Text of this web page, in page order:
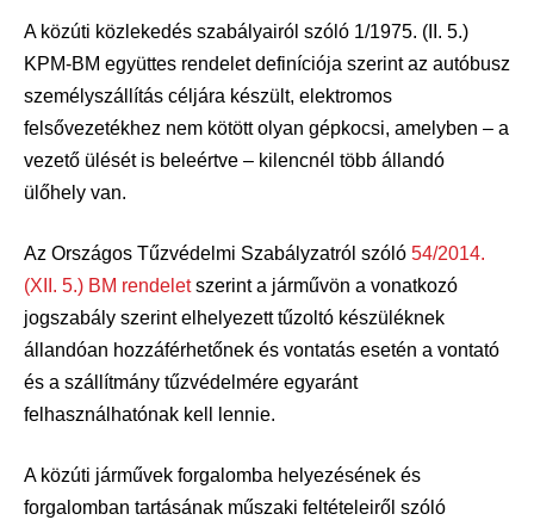
A közúti közlekedés szabályairól szóló 1/1975. (II. 5.)
KPM-BM együttes rendelet definíciója szerint az autóbusz
személyszállítás céljára készült, elektromos
felsővezetékhez nem kötött olyan gépkocsi, amelyben – a
vezető ülését is beleértve – kilencnél több állandó
ülőhely van.
Az Országos Tűzvédelmi Szabályzatról szóló 54/2014.
(XII. 5.) BM rendeletszerint a járművön a vonatkozó
jogszabály szerint elhelyezett tűzoltó készüléknek
állandóan hozzáférhetőnek és vontatás esetén a vontató
és a szállítmány tűzvédelmére egyaránt
felhasználhatónak kell lennie.
A közúti járművek forgalomba helyezésének és
forgalomban tartásának műszaki feltételeiről szóló